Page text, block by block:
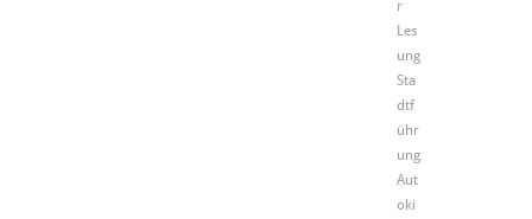
r
Les
ung
Sta
dtf
ühr
ung
Aut
oki